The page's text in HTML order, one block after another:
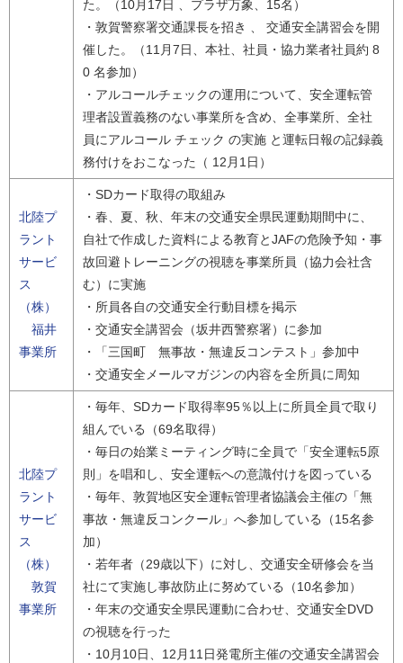
た。（10月17日 、プラザ万象、15名）
・敦賀警察署交通課長を招き 、 交通安全講習会を開
催した。（11月7日、本社、社員・協力業者社員約 8
0 名参加）
・アルコールチェックの運用について、安全運転管
理者設置義務のない事業所を含め、全事業所、全社
員にアルコール チェック の実施 と運転日報の記録義
務付けをおこなった（ 12月1日）
北陸プ
ラント
サービ
ス
（株）
福井
事業所
・SDカード取得の取組み
・春、夏、秋、年末の交通安全県民運動期間中に、
自社で作成した資料による教育とJAFの危険予知・事
故回避トレーニングの視聴を事業所員（協力会社含
む）に実施
・所員各自の交通安全行動目標を掲示
・交通安全講習会（坂井西警察署）に参加
・「三国町 無事故・無違反コンテスト」参加中
・交通安全メールマガジンの内容を全所員に周知
北陸プ
ラント
サービ
ス
（株）
敦賀
事業所
・毎年、SDカード取得率95％以上に所員全員で取り
組んでいる（69名取得）
・毎日の始業ミーティング時に全員で「安全運転5原
則」を唱和し、安全運転への意識付けを図っている
・毎年、敦賀地区安全運転管理者協議会主催の「無
事故・無違反コンクール」へ参加している（15名参
加）
・若年者（29歳以下）に対し、交通安全研修会を当
社にて実施し事故防止に努めている（10名参加）
・年末の交通安全県民運動に合わせ、交通安全DVD
の視聴を行った
・10月10日、12月11日発電所主催の交通安全講習会